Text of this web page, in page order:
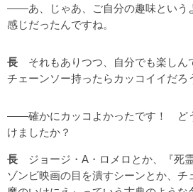
――あ、じゃあ、ご自分の趣味という
感じだったんですね。
長 それもありつつ、自分でも楽しん
チェーンソー持ったらカッコイイだ
――確かにカッコよかったです！ ど
けましたか？
長 ジョージ・A・ロメロとか、『死
ゾンビ映画の目を潰すシーンとか、チ